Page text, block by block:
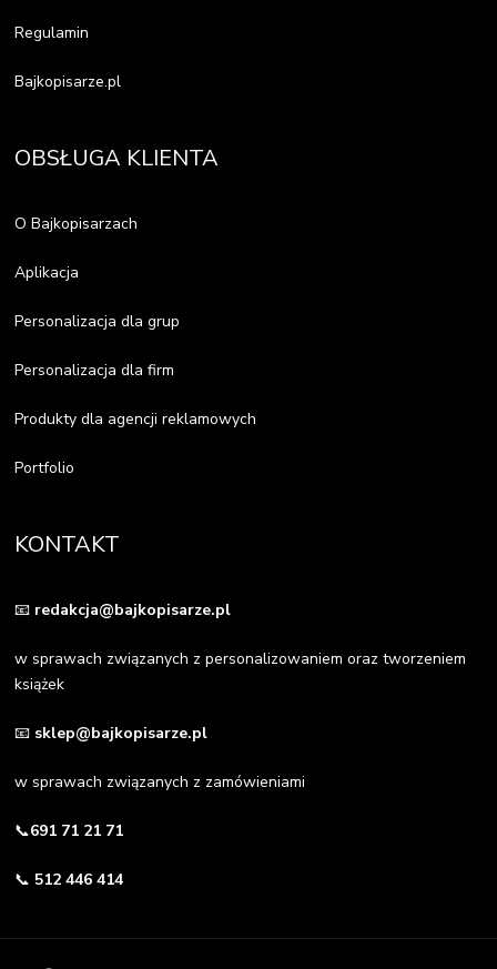
Regulamin
Bajkopisarze.pl
OBSŁUGA KLIENTA
O Bajkopisarzach
Aplikacja
Personalizacja dla grup
Personalizacja dla firm
Produkty dla agencji reklamowych
Portfolio
KONTAKT
📧 redakcja@bajkopisarze.pl
w sprawach związanych z personalizowaniem oraz tworzeniem
książek
📧 sklep@bajkopisarze.pl
w sprawach związanych z zamówieniami
📞691 71 21 71
📞 512 446 414